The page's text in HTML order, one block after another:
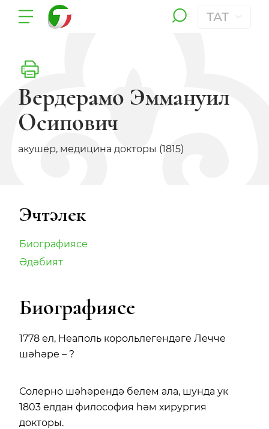
ТАТ
Вердерамо Эммануил
Осипович
акушер, медицина докторы (1815)
Эчтәлек
Биографиясе
Әдәбият
Биографиясе
1778 ел, Неаполь корольлегендәге Лечче
шәһәре – ?
Солерно шәһәрендә белем ала, шунда ук
1803 елдан философия һәм хирургия
докторы.